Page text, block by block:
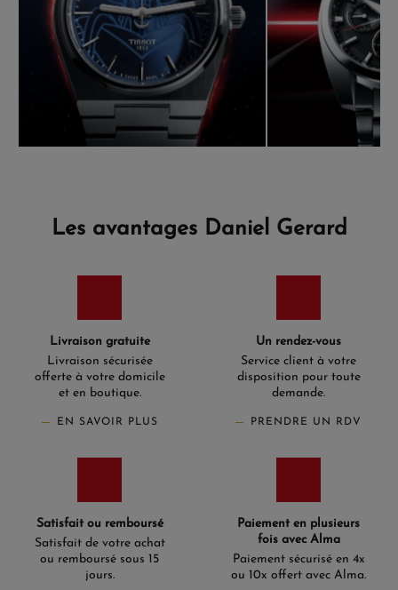
Les avantages Daniel Gerard
Livraison gratuite
Livraison sécurisée
offerte à votre domicile
et en boutique.
EN SAVOIR PLUS
Un rendez-vous
Service client à votre
disposition pour toute
demande.
PRENDRE UN RDV
Satisfait ou remboursé
Satisfait de votre achat
ou remboursé sous 15
jours.
Paiement en plusieurs
fois avec Alma
Paiement sécurisé en 4x
ou 10x offert avec Alma.